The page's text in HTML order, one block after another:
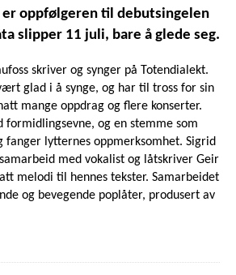
oppfølgeren til debutsingelen
slipper 11 juli, bare å glede seg.
skriver og synger på Totendialekt.
glad i å synge, og har til tross for sin
mange oppdrag og flere konserter.
formidlingsevne, og en stemme som
fanger lytternes oppmerksomhet. Sigrid
med vokalist og låtskriver Geir
melodi til hennes tekster. Samarbeidet
og bevegende poplåter, produsert av